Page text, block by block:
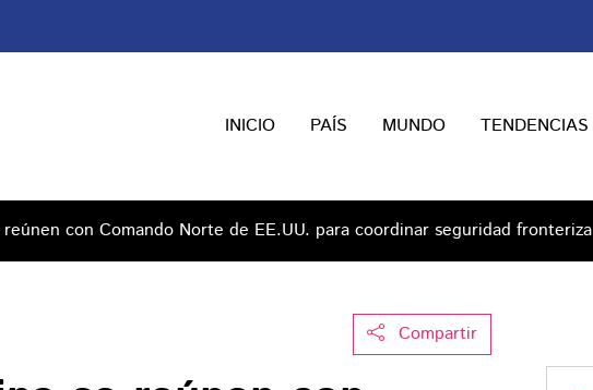
INICIO PAÍS MUNDO TENDENCIAS
con Comando Norte de EE.UU. para coordinar seguridad fronteriza
Compartir